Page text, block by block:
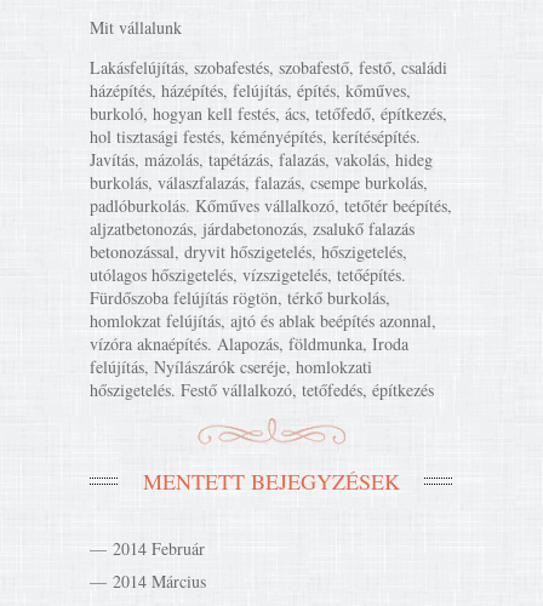
Mit vállalunk
Lakásfelújítás, szobafestés, szobafestő, festő, családi
házépítés, házépítés, felújítás, építés, kőműves,
burkoló, hogyan kell festés, ács, tetőfedő, építkezés,
hol tisztasági festés, kéményépítés, kerítésépítés.
Javítás, mázolás, tapétázás, falazás, vakolás, hideg
burkolás, válaszfalazás, falazás, csempe burkolás,
padlóburkolás. Kőműves vállalkozó, tetőtér beépítés,
aljzatbetonozás, járdabetonozás, zsalukő falazás
betonozással, dryvit hőszigetelés, hőszigetelés,
utólagos hőszigetelés, vízszigetelés, tetőépítés.
Fürdőszoba felújítás rögtön, térkő burkolás,
homlokzat felújítás, ajtó és ablak beépítés azonnal,
vízóra aknaépítés. Alapozás, földmunka, Iroda
felújítás, Nyílászárók cseréje, homlokzati
hőszigetelés. Festő vállalkozó, tetőfedés, építkezés
MENTETT BEJEGYZÉSEK
2014 Február
2014 Március